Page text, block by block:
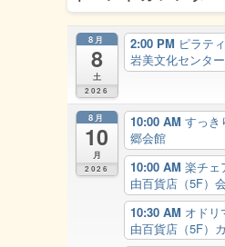
8月
8
土
2026
2:00 PM ピラテ
岩美文化センター
8月
10
月
2026
10:00 AM すっ
郷会館
10:00 AM 楽チ
由百貨店（5F）
10:30 AM オドリ
由百貨店（5F）